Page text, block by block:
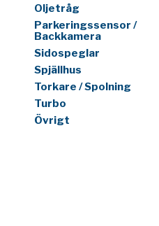
Oljetråg
Parkeringssensor /
Backkamera
Sidospeglar
Spjällhus
Torkare / Spolning
Turbo
Övrigt